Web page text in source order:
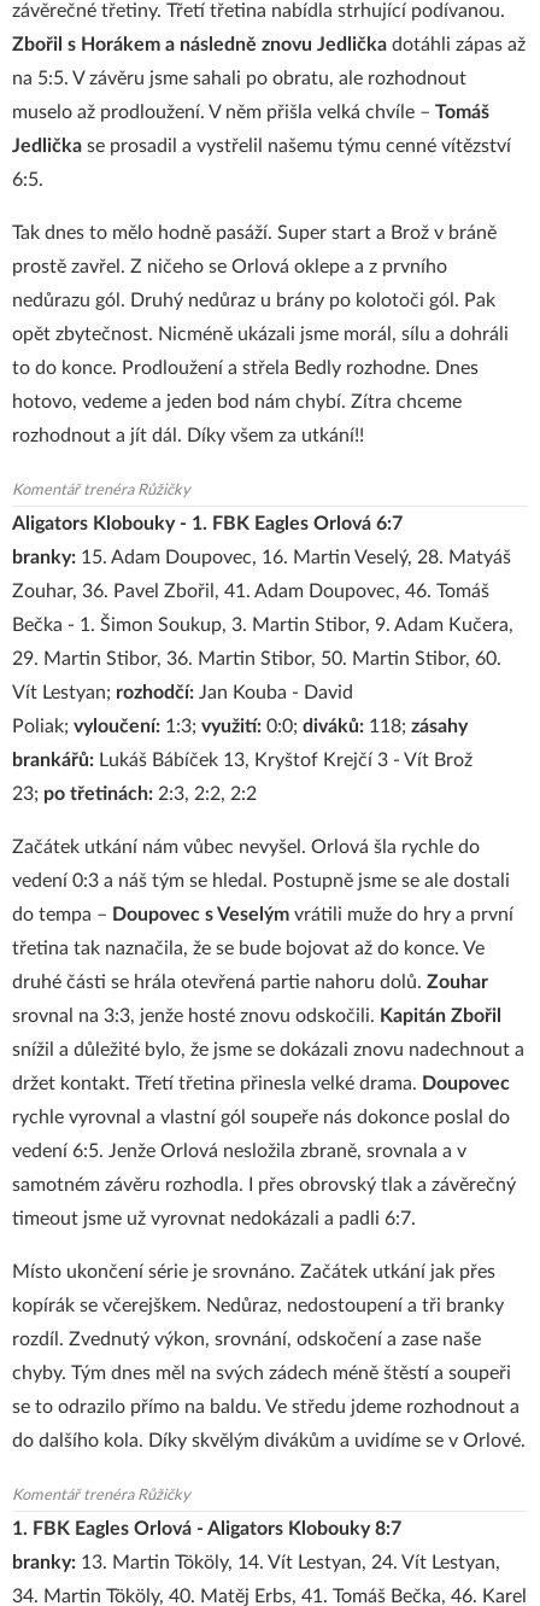
závěrečné třetiny. Třetí třetina nabídla strhující podívanou.
Zbořil s Horákem a následně znovu Jedlička dotáhli zápas až
na 5:5. V závěru jsme sahali po obratu, ale rozhodnout
muselo až prodloužení. V něm přišla velká chvíle – Tomáš
Jedlička se prosadil a vystřelil našemu týmu cenné vítězství
6:5.
Tak dnes to mělo hodně pasáží. Super start a Brož v bráně
prostě zavřel. Z ničeho se Orlová oklepe a z prvního
nedůrazu gól. Druhý nedůraz u brány po kolotoči gól. Pak
opět zbytečnost. Nicméně ukázali jsme morál, sílu a dohráli
to do konce. Prodloužení a střela Bedly rozhodne. Dnes
hotovo, vedeme a jeden bod nám chybí. Zítra chceme
rozhodnout a jít dál. Díky všem za utkání!!
Komentář trenéra Růžičky
Aligators Klobouky - 1. FBK Eagles Orlová 6:7
branky: 15. Adam Doupovec, 16. Martin Veselý, 28. Matyáš
Zouhar, 36. Pavel Zbořil, 41. Adam Doupovec, 46. Tomáš
Bečka - 1. Šimon Soukup, 3. Martin Stibor, 9. Adam Kučera,
29. Martin Stibor, 36. Martin Stibor, 50. Martin Stibor, 60.
Vít Lestyan; rozhodčí: Jan Kouba - David
Poliak; vyloučení: 1:3; využití: 0:0; diváků: 118; zásahy
brankářů: Lukáš Bábíček 13, Kryštof Krejčí 3 - Vít Brož
23; po třetinách: 2:3, 2:2, 2:2
Začátek utkání nám vůbec nevyšel. Orlová šla rychle do
vedení 0:3 a náš tým se hledal. Postupně jsme se ale dostali
do tempa – Doupovec s Veselým vrátili muže do hry a první
třetina tak naznačila, že se bude bojovat až do konce. Ve
druhé části se hrála otevřená partie nahoru dolů. Zouhar
srovnal na 3:3, jenže hosté znovu odskočili. Kapitán Zbořil
snížil a důležité bylo, že jsme se dokázali znovu nadechnout a
držet kontakt. Třetí třetina přinesla velké drama. Doupovec
rychle vyrovnal a vlastní gól soupeře nás dokonce poslal do
vedení 6:5. Jenže Orlová nesložila zbraně, srovnala a v
samotném závěru rozhodla. I přes obrovský tlak a závěrečný
timeout jsme už vyrovnat nedokázali a padli 6:7.
Místo ukončení série je srovnáno. Začátek utkání jak přes
kopírák se včerejškem. Nedůraz, nedostoupení a tři branky
rozdíl. Zvednutý výkon, srovnání, odskočení a zase naše
chyby. Tým dnes měl na svých zádech méně štěstí a soupeři
se to odrazilo přímo na baldu. Ve středu jdeme rozhodnout a
do dalšího kola. Díky skvělým divákům a uvidíme se v Orlové.
Komentář trenéra Růžičky
1. FBK Eagles Orlová - Aligators Klobouky 8:7
branky: 13. Martin Tököly, 14. Vít Lestyan, 24. Vít Lestyan,
34. Martin Tököly, 40. Matěj Erbs, 41. Tomáš Bečka, 46. Karel